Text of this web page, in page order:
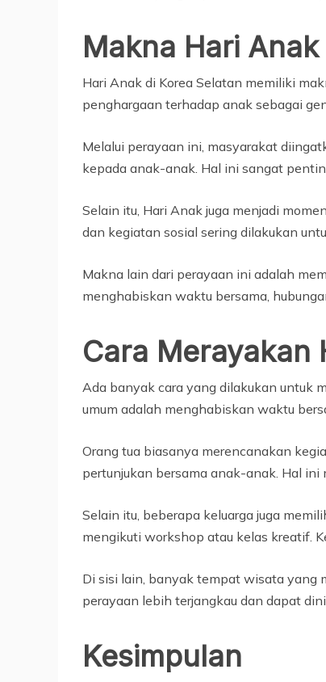
Makna Hari
Hari Anak di Korea Selatan memiliki
penghargaan terhadap anak sebagai
Melalui perayaan ini, masyarakat
kepada anak-anak. Hal ini sangat
Selain itu, Hari Anak juga menjadi
dan kegiatan sosial sering dilakukan
Makna lain dari perayaan ini adalah
menghabiskan waktu bersama,
Cara Merayakan
Ada banyak cara yang dilakukan untuk
umum adalah menghabiskan waktu
Orang tua biasanya merencanakan
pertunjukan bersama anak-anak. Hal
Selain itu, beberapa keluarga juga
mengikuti workshop atau kelas kreatif.
Di sisi lain, banyak tempat wisata yang
perayaan lebih terjangkau dan dapat
Kesimpulan